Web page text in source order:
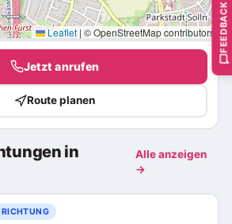
Leaflet | © OpenStreetMap contributors
Jetzt anrufen
Route planen
in
Alle anzeigen
→
FEEDBACK